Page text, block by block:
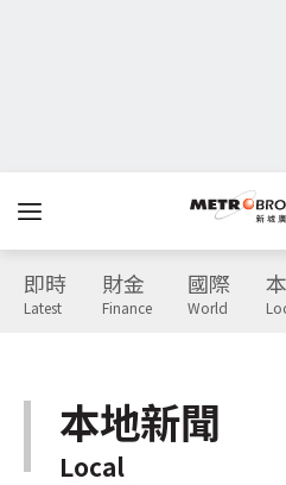
即時
Latest
財金
Finance
國際
World
本地新聞
Local